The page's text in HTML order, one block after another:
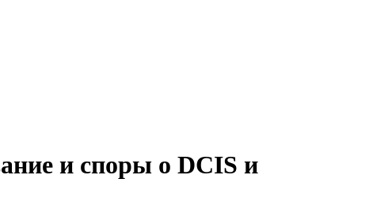
и споры о DCIS и